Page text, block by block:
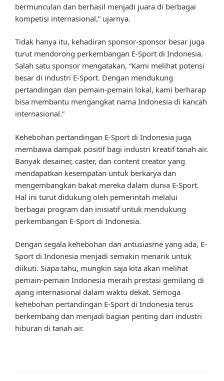
bermunculan dan berhasil menjadi juara di berbagai
kompetisi internasional,” ujarnya.
Tidak hanya itu, kehadiran sponsor-sponsor besar juga
turut mendorong perkembangan E-Sport di Indonesia.
Salah satu sponsor mengatakan, “Kami melihat potensi
besar di industri E-Sport. Dengan mendukung
pertandingan dan pemain-pemain lokal, kami berharap
bisa membantu mengangkat nama Indonesia di kancah
internasional.”
Kehebohan pertandingan E-Sport di Indonesia juga
membawa dampak positif bagi industri kreatif tanah air.
Banyak desainer, caster, dan content creator yang
mendapatkan kesempatan untuk berkarya dan
mengembangkan bakat mereka dalam dunia E-Sport.
Hal ini turut didukung oleh pemerintah melalui
berbagai program dan inisiatif untuk mendukung
perkembangan E-Sport di Indonesia.
Dengan segala kehebohan dan antusiasme yang ada, E-
Sport di Indonesia menjadi semakin menarik untuk
diikuti. Siapa tahu, mungkin saja kita akan melihat
pemain-pemain Indonesia meraih prestasi gemilang di
ajang internasional dalam waktu dekat. Semoga
kehebohan pertandingan E-Sport di Indonesia terus
berkembang dan menjadi bagian penting dari industri
hiburan di tanah air.